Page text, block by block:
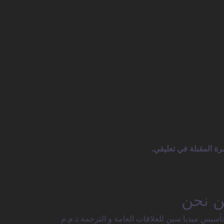
المقبلة في تعليقي.
نحن
ميديا سين للعلاقات العامة و الترجمة ذ.م.م